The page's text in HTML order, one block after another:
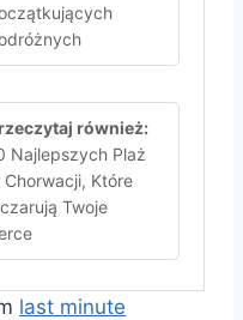
również:
Najlepszych Plaż
Chorwacji, Które
Twoje
last minute